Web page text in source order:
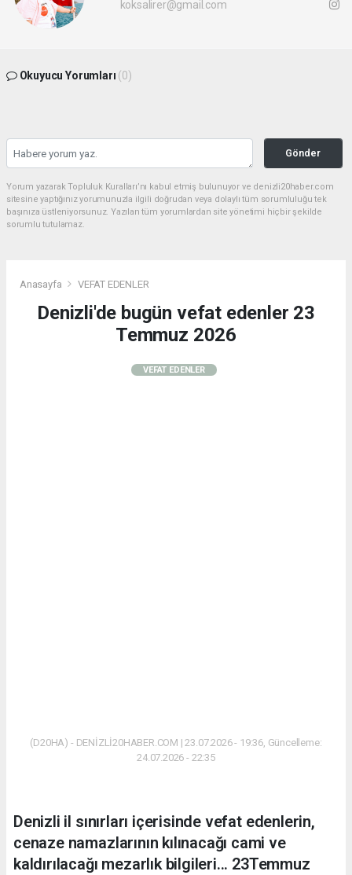
koksalirer@gmail.com
Okuyucu Yorumları (0)
Gönder
Yorum yazarak Topluluk Kuralları’nı kabul etmiş bulunuyor ve denizli20haber.com
sitesine yaptığınız yorumunuzla ilgili doğrudan veya dolaylı tüm sorumluluğu tek
başınıza üstleniyorsunuz. Yazılan tüm yorumlardan site yönetimi hiçbir şekilde
sorumlu tutulamaz.
Anasayfa VEFAT EDENLER
Denizli'de bugün vefat edenler 23
Temmuz 2026
VEFAT EDENLER
(D20HA) - DENİZLİ20HABER.COM | 23.07.2026 - 19:36, Güncelleme:
24.07.2026 - 22:35
Denizli il sınırları içerisinde vefat edenlerin,
cenaze namazlarının kılınacağı cami ve
kaldırılacağı mezarlık bilgileri... 23Temmuz